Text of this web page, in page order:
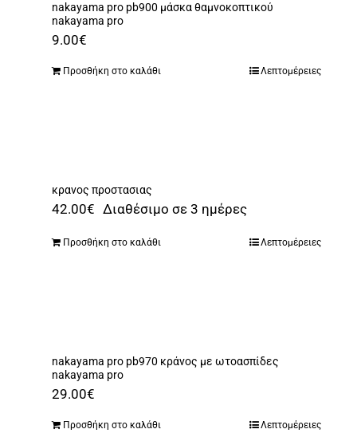
nakayama pro pb900 μάσκα θαμνοκοπτικού
nakayama pro
9.00€
Προσθήκη στο καλάθι Λεπτομέρειες
κρανος προστασιας
42.00€ Διαθέσιμο σε 3 ημέρες
Προσθήκη στο καλάθι Λεπτομέρειες
nakayama pro pb970 κράνος με ωτοασπίδες
nakayama pro
29.00€
Προσθήκη στο καλάθι Λεπτομέρειες